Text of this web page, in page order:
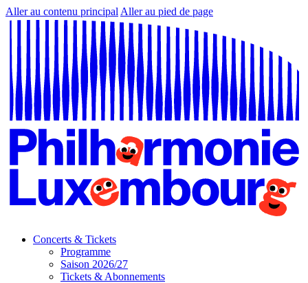
Aller au contenu principal Aller au pied de page
Concerts & Tickets
Programme
Saison 2026/27
Tickets & Abonnements